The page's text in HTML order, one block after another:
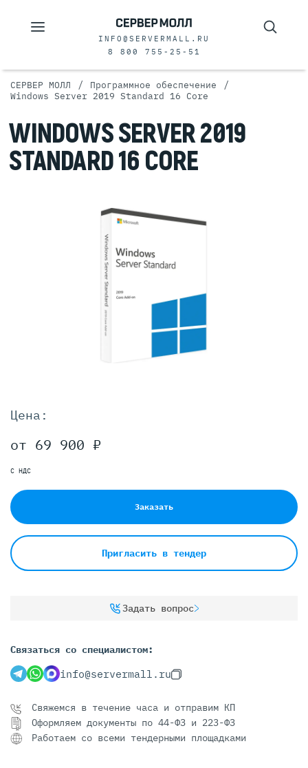
INFO@SERVERMALL.RU
8 800 755-25-51
СЕРВЕР МОЛЛ / Программное обеспечение /
Windows Server 2019 Standard 16 Core
WINDOWS SERVER 2019
STANDARD 16 CORE
Цена:
от 69 900 ₽
С НДС
Заказать
Пригласить в тендер
Задать вопрос
Связаться со специалистом:
info@servermall.ru
Свяжемся в течение часа и отправим КП
Оформляем документы по 44-ФЗ и 223-ФЗ
Работаем со всеми тендерными площадками